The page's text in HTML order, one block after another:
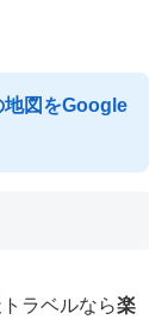
地図をGoogle
ラベルなら楽